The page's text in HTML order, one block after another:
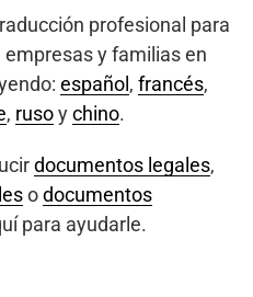
profesional para
empresas y familias en
español , francés,
, rusoychino.
documentos legales,
odocumentos
para ayudarle.